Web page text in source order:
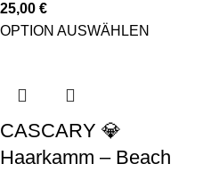
25,00 €
OPTION AUSWÄHLEN
CASCARY 💎
Haarkamm – Beach